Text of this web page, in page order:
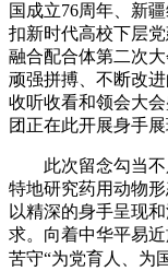
国成立76周年、新
扣新时代高校下层
融合配合体第二次
顽强拼搏、不断改
收听收看和领会大
团正在此开展身手
此次留念勾当不
特地研究药用动物
以精深的身手呈现
求。向着中华平易
苦守“为党育人、为